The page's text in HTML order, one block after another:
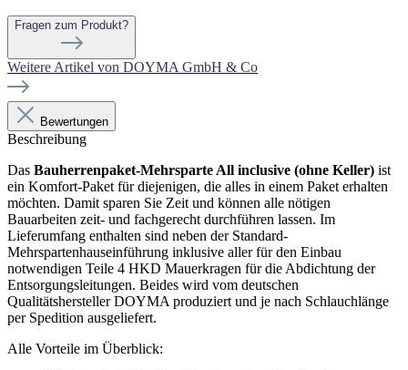
Fragen zum Produkt?
Weitere Artikel von DOYMA GmbH & Co
Bewertungen
Beschreibung
Das Bauherrenpaket-Mehrsparte All inclusive (ohne Keller) ist
ein Komfort-Paket für diejenigen, die alles in einem Paket erhalten
möchten. Damit sparen Sie Zeit und können alle nötigen
Bauarbeiten zeit- und fachgerecht durchführen lassen. Im
Lieferumfang enthalten sind neben der Standard-
Mehrspartenhauseinführung inklusive aller für den Einbau
notwendigen Teile 4 HKD Mauerkragen für die Abdichtung der
Entsorgungsleitungen. Beides wird vom deutschen
Qualitätshersteller DOYMA produziert und je nach Schlauchlänge
per Spedition ausgeliefert.
Alle Vorteile im Überblick: